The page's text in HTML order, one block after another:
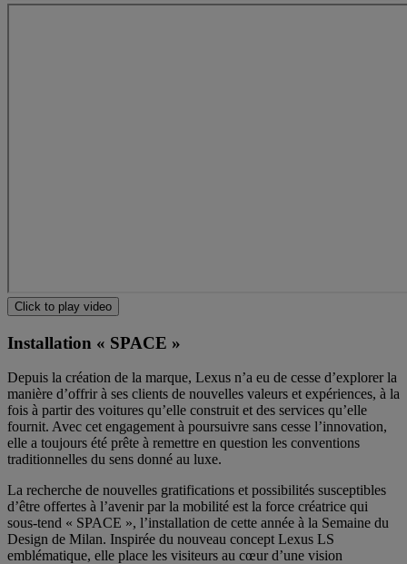
Click to play video
Installation « SPACE »
Depuis la création de la marque, Lexus n’a eu de cesse d’explorer la
manière d’offrir à ses clients de nouvelles valeurs et expériences, à la
fois à partir des voitures qu’elle construit et des services qu’elle
fournit. Avec cet engagement à poursuivre sans cesse l’innovation,
elle a toujours été prête à remettre en question les conventions
traditionnelles du sens donné au luxe.
La recherche de nouvelles gratifications et possibilités susceptibles
d’être offertes à l’avenir par la mobilité est la force créatrice qui
sous-tend « SPACE », l’installation de cette année à la Semaine du
Design de Milan. Inspirée du nouveau concept Lexus LS
emblématique, elle place les visiteurs au cœur d’une vision